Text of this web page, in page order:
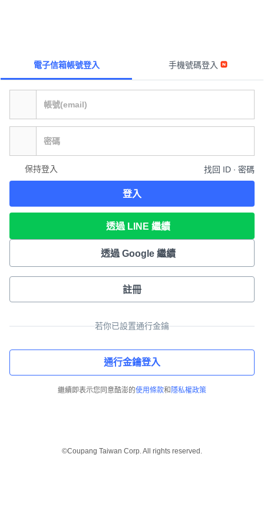
電子信箱帳號登入 手機號碼登入
保持登入 找回 ID ∙ 密碼
登入
透過 LINE 繼續
透過 Google 繼續
註冊
若你已設置通行金鑰
通行金鑰登入
繼續即表示您同意酷澎的使用條款和 隱私權政策
©Coupang Taiwan Corp. All rights reserved.